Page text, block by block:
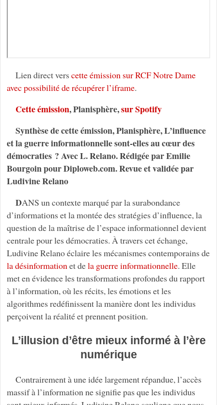
Lien direct vers cette émission sur RCF Notre Dame
avec possibilité de récupérer l’iframe.
Cette émission, Planisphère,sur Spotify
Synthèse de cette émission, Planisphère, L’influence
et la guerre informationnelle sont-elles au cœur des
démocraties ? Avec L. Relano. Rédigée par Emilie
Bourgoin pour Diploweb.com. Revue et validée par
Ludivine Relano
DANS un contexte marqué par la surabondance
d’informations et la montée des stratégies d’influence, la
question de la maîtrise de l’espace informationnel devient
centrale pour les démocraties. À travers cet échange,
Ludivine Relano éclaire les mécanismes contemporains de
la désinformationet dela guerre informationnelle. Elle
met en évidence les transformations profondes du rapport
à l’information, où les récits, les émotions et les
algorithmes redéfinissent la manière dont les individus
perçoivent la réalité et prennent position.
L’illusion d’être mieux informé à l’ère
numérique
Contrairement à une idée largement répandue, l’accès
massif à l’information ne signifie pas que les individus